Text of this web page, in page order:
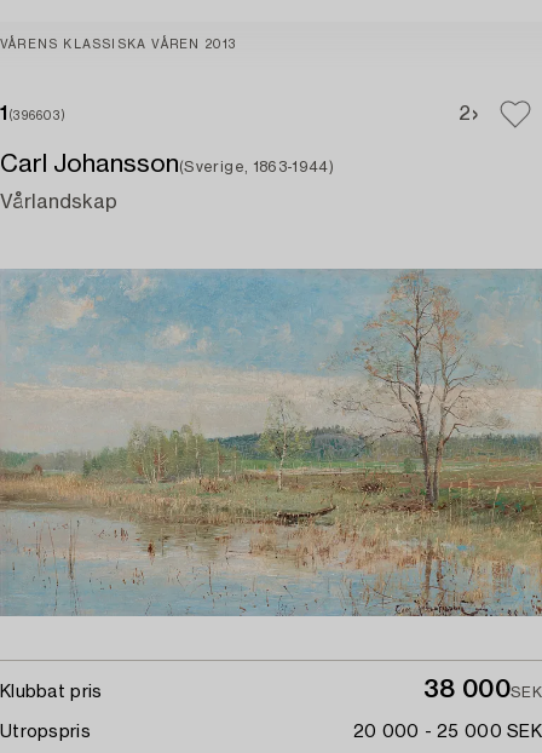
VÅRENS KLASSISKA VÅREN 2013
1 (396603) 2
Carl Johansson(Sverige, 1863-1944)
Vårlandskap
Klubbat pris 38 000SEK
Utropspris 20 000 - 25 000 SEK